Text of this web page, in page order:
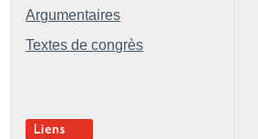
Argumentaires
Textes de congrès